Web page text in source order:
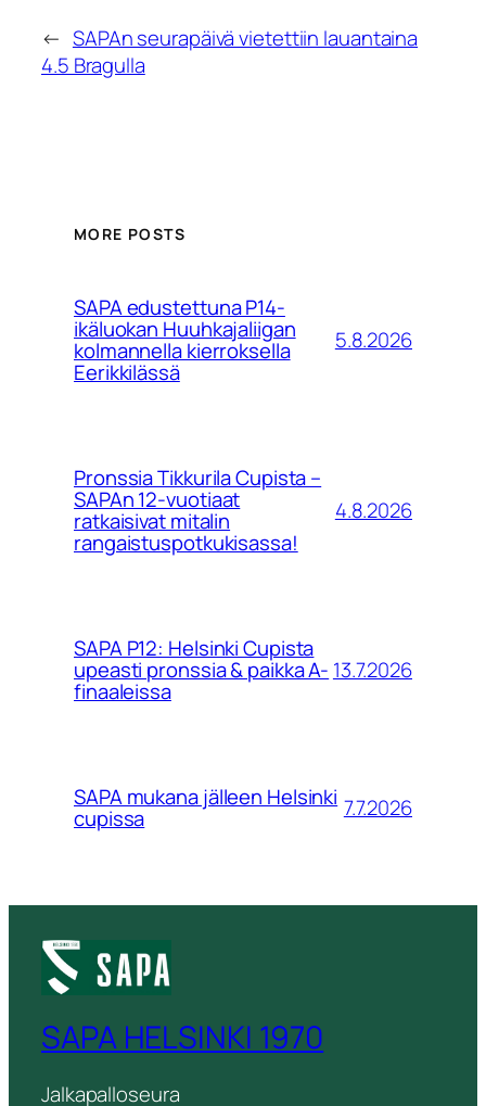
← SAPAn seurapäivä vietettiin lauantaina
4.5 Bragulla
MORE POSTS
SAPA edustettuna P14-
ikäluokan Huuhkajaliigan
kolmannella kierroksella
Eerikkilässä
5.8.2026
Pronssia Tikkurila Cupista –
SAPAn 12-vuotiaat
ratkaisivat mitalin
rangaistuspotkukisassa!
4.8.2026
SAPA P12: Helsinki Cupista
upeasti pronssia & paikka A-
finaaleissa
13.7.2026
SAPA mukana jälleen Helsinki
cupissa 7.7.2026
SAPA HELSINKI 1970
Jalkapalloseura